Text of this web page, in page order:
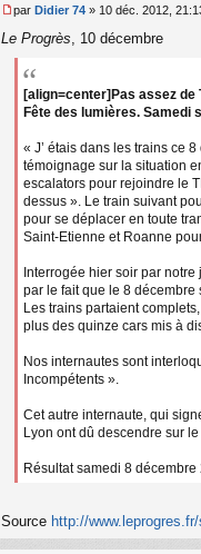
e
s
par Didier 74 » 10 déc. 2012,
Le Progrès , 10 décembre
[align=center]Pas assez de
Fête des lumières. Samedi
« J’ étais dans les trains ce
témoignage sur la situation
escalators pour rejoindre le
dessus ». Le train suivant
pour se déplacer en toute
Saint-Etienne et Roanne
Interrogée hier soir par
par le fait que le 8 décembre
Les trains partaient
plus des quinze cars mis à
Nos internautes sont
Incompétents ».
Cet autre internaute, qui
Lyon ont dû descendre sur
Résultat samedi 8
Source http://